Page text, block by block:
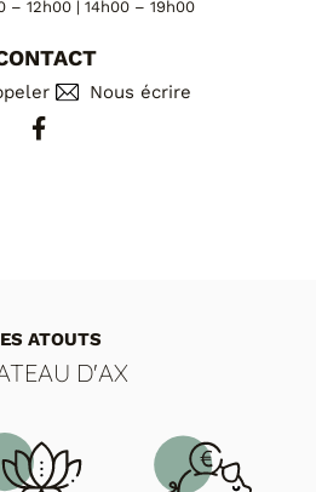
– 12h00 | 14h00 – 19h00
Nous écrire
ATOUTS
D'AX